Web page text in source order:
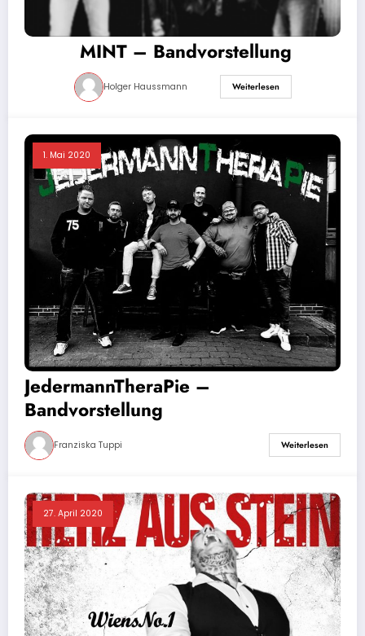
MINT – Bandvorstellung
Holger Haussmann Weiterlesen
1. Mai 2020
JedermannTheraPie –
Bandvorstellung
Franziska Tuppi Weiterlesen
27. April 2020